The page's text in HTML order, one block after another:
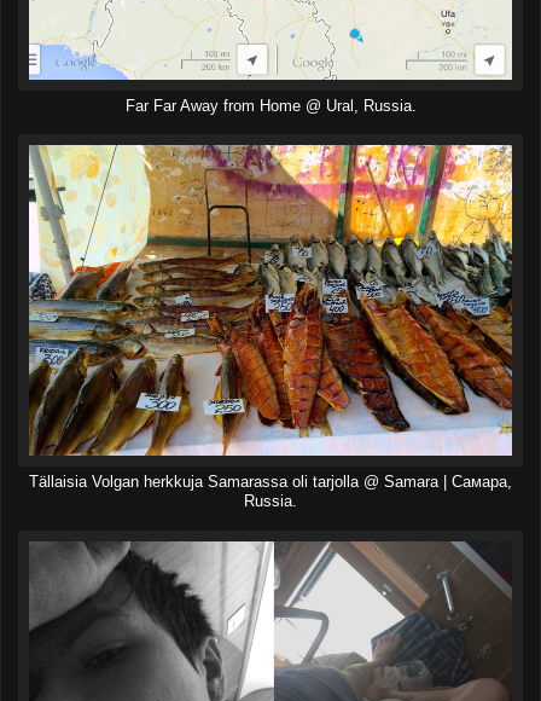
Far Far Away from Home @ Ural, Russia.
Tällaisia Volgan herkkuja Samarassa oli tarjolla @ Samara | Самара,
Russia.